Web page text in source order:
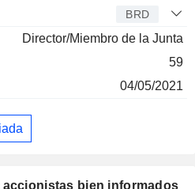
BRD
Director/Miembro de la Junta
59
04/05/2021
bien informados